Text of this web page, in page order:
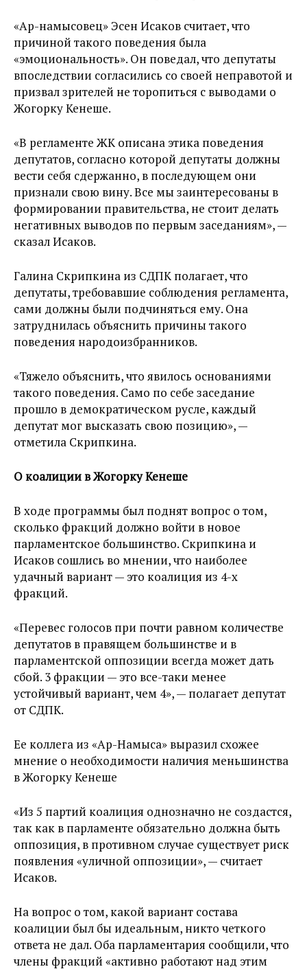
«Ар-намысовец» Эсен Исаков считает, что
причиной такого поведения была
«эмоциональность». Он поведал, что депутаты
впоследствии согласились со своей неправотой и
призвал зрителей не торопиться с выводами о
Жогорку Кенеше.
«В регламенте ЖК описана этика поведения
депутатов, согласно которой депутаты должны
вести себя сдержанно, в последующем они
признали свою вину. Все мы заинтересованы в
формировании правительства, не стоит делать
негативных выводов по первым заседаниям», —
сказал Исаков.
Галина Скрипкина из СДПК полагает, что
депутаты, требовавшие соблюдения регламента,
сами должны были подчиняться ему. Она
затруднилась объяснить причины такого
поведения народоизбранников.
«Тяжело объяснить, что явилось основаниями
такого поведения. Само по себе заседание
прошло в демократическом русле, каждый
депутат мог высказать свою позицию», —
отметила Скрипкина.
О коалиции в Жогорку Кенеше
В ходе программы был поднят вопрос о том,
сколько фракций должно войти в новое
парламентское большинство. Скрипкина и
Исаков сошлись во мнении, что наиболее
удачный вариант — это коалиция из 4-х
фракций.
«Перевес голосов при почти равном количестве
депутатов в правящем большинстве и в
парламентской оппозиции всегда может дать
сбой. 3 фракции — это все-таки менее
устойчивый вариант, чем 4», — полагает депутат
от СДПК.
Ее коллега из «Ар-Намыса» выразил схожее
мнение о необходимости наличия меньшинства
в Жогорку Кенеше
«Из 5 партий коалиция однозначно не создастся,
так как в парламенте обязательно должна быть
оппозиция, в противном случае существует риск
появления «уличной оппозиции», — считает
Исаков.
На вопрос о том, какой вариант состава
коалиции был бы идеальным, никто четкого
ответа не дал. Оба парламентария сообщили, что
члены фракций «активно работают над этим